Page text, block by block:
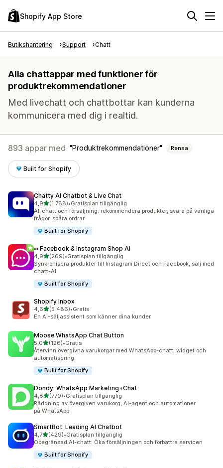
Shopify App Store
Butikshantering Support Chatt
Alla chattappar med funktioner för
produktrekommendationer
Med livechatt och chattbottar kan kunderna
kommunicera med dig i realtid.
893 appar med Produktrekommendationer Rensa
Built for Shopify
Chatty AI Chatbot & Live Chat
4,9av 5 stjärnor
(1 788)
1788 recensioner totalt
•Gratisplan tillgänglig
AI-chatt och försäljning: rekommendera produkter, svara på vanliga
frågor, spåra ordrar
Built for Shopify
∞ Facebook & Instagram Shop AI
4,9av 5 stjärnor
(269)
269 recensioner totalt
•Gratisplan tillgänglig
Synkronisera produkter till Instagram Direct och Facebook, sälj med
chatt-AI
Built for Shopify
Shopify Inbox
4,6av 5 stjärnor
(5 486)
5486 recensioner totalt
•Gratis
En AI-säljassistent som känner dina kunder
Moose WhatsApp Chat Button
5,0av 5 stjärnor
(126)
126 recensioner totalt
•Gratis
Återvinn övergivna varukorgar med WhatsApp-chatt, widget och
automatisering
Built for Shopify
Dondy: WhatsApp Marketing+Chat
4,8av 5 stjärnor
(770)
770 recensioner totalt
•Gratisplan tillgänglig
Räddning av övergiven varukorg, AI-agent och automationer
på WhatsApp
SmartBot: Leading AI Chatbot
4,7av 5 stjärnor
(429)
429 recensioner totalt
•Gratisplan tillgänglig
Obegränsad AI-chatt: Öka försäljningen och förbättra servicen
Built for Shopify